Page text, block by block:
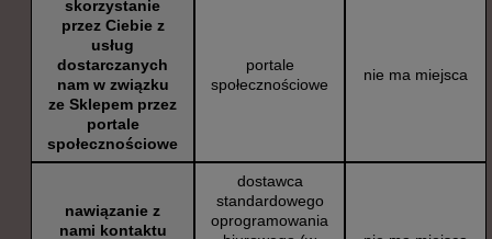
skorzystanie
przez Ciebie z
usług
dostarczanych
nam w związku
ze Sklepem przez
portale
społecznościowe
portale
społecznościowe
nie ma miejsca
nawiązanie z
nami kontaktu
dostawca
standardowego
oprogramowania